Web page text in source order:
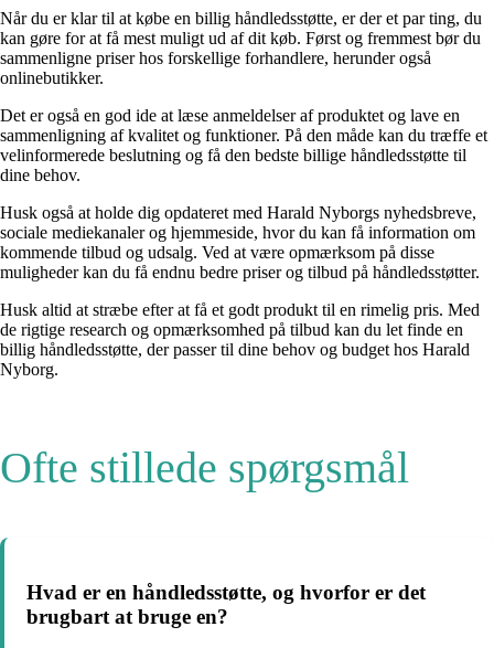
Når du er klar til at købe en billig håndledsstøtte, er der et par ting, du
kan gøre for at få mest muligt ud af dit køb. Først og fremmest bør du
sammenligne priser hos forskellige forhandlere, herunder også
onlinebutikker.
Det er også en god ide at læse anmeldelser af produktet og lave en
sammenligning af kvalitet og funktioner. På den måde kan du træffe et
velinformerede beslutning og få den bedste billige håndledsstøtte til
dine behov.
Husk også at holde dig opdateret med Harald Nyborgs nyhedsbreve,
sociale mediekanaler og hjemmeside, hvor du kan få information om
kommende tilbud og udsalg. Ved at være opmærksom på disse
muligheder kan du få endnu bedre priser og tilbud på håndledsstøtter.
Husk altid at stræbe efter at få et godt produkt til en rimelig pris. Med
de rigtige research og opmærksomhed på tilbud kan du let finde en
billig håndledsstøtte, der passer til dine behov og budget hos Harald
Nyborg.
Ofte stillede spørgsmål
Hvad er en håndledsstøtte, og hvorfor er det
brugbart at bruge en?